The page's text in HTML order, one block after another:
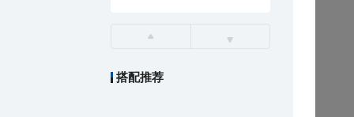
搭配推荐